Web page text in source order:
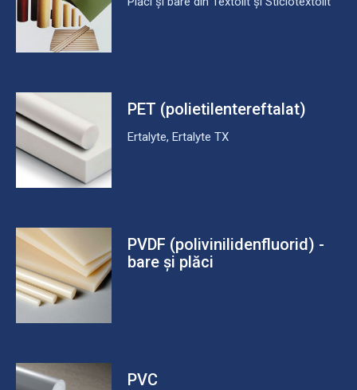
PET (polietilentereftalat)
Ertalyte, Ertalyte TX
PVDF (polivinilidenfluorid) -
bare și plăci
PVC